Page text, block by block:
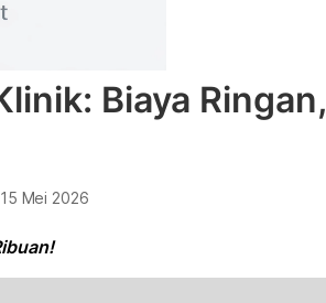
Biaya Ringan,
15 Mei 2026